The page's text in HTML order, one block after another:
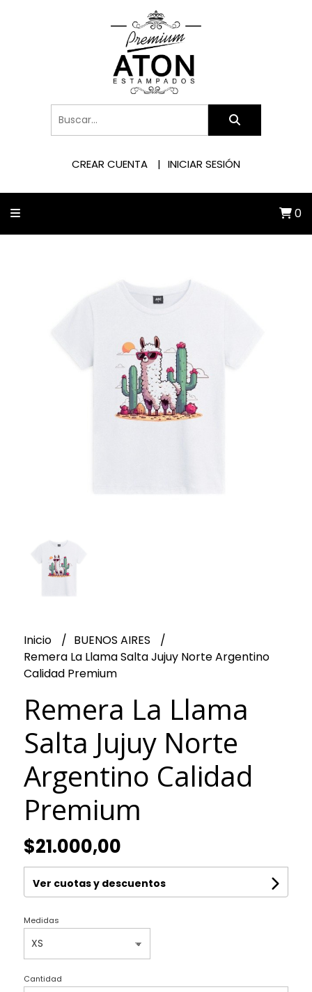
CREAR CUENTA INICIAR SESIÓN
0
Inicio
BUENOS AIRES
Remera La Llama Salta Jujuy Norte Argentino
Calidad Premium
Remera La Llama
Salta Jujuy Norte
Argentino Calidad
Premium
$21.000,00
Ver cuotas y descuentos
Medidas
Cantidad